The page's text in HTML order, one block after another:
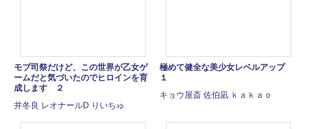
モブ司祭だけど、この世界が乙女ゲ
ームだと気づいたのでヒロインを育
成します ２
井冬良 レオナールD りいちゅ
極めて健全な美少女レベルアップ
１
キョウ屋斎 佐伯凪 ｋａｋａｏ